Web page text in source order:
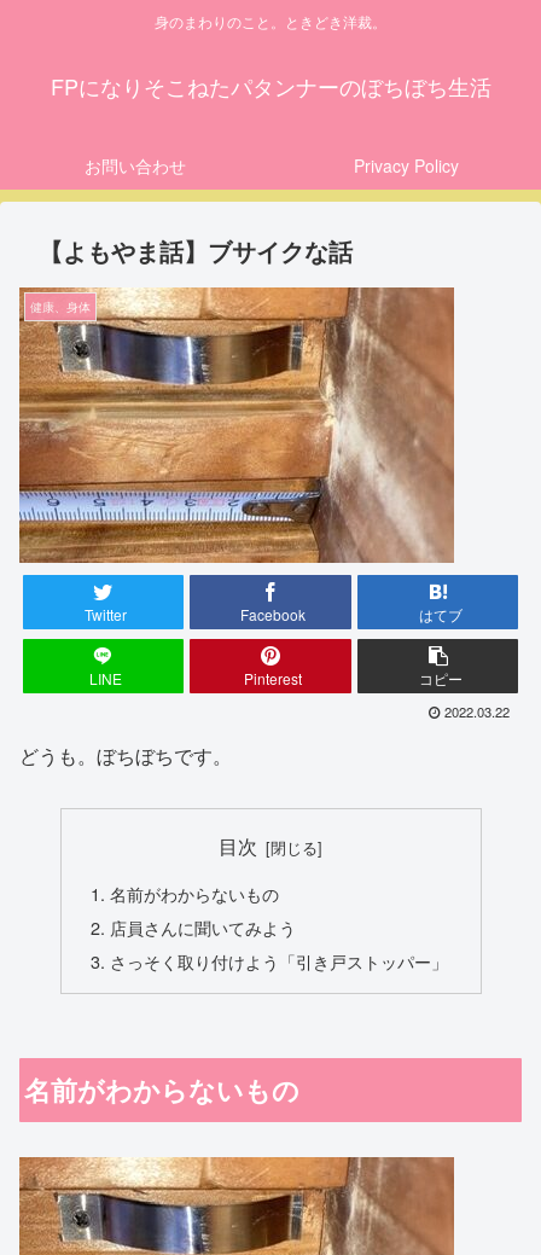
身のまわりのこと。ときどき洋裁。
FPになりそこねたパタンナーのぼちぼち生活
お問い合わせ Privacy Policy
【よもやま話】ブサイクな話
健康、身体
Twitter Facebook はてブ
LINE Pinterest コピー
2022.03.22
どうも。ぼちぼちです。
目次
名前がわからないもの
店員さんに聞いてみよう
さっそく取り付けよう「引き戸ストッパー」
名前がわからないもの